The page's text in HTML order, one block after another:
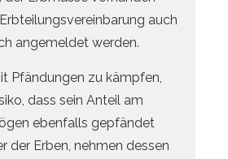
auch
angemeldet werden.
Pfändungen zu kämpfen,
dass sein Anteil am
ebenfalls gepfändet
der Erben, nehmen dessen